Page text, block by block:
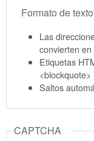
Formato de texto
Las
convierten
Etiquetas
Saltos
CAPTCHA